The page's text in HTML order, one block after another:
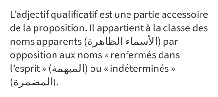
L’adjectif qualificatif est une partie accessoire
de la proposition. Il appartient à la classe des
noms apparents (الأسماء الظاهرة) par
opposition aux noms « renfermés dans
l’esprit » (المبهمة) ou « indéterminés »
(المضمرة).